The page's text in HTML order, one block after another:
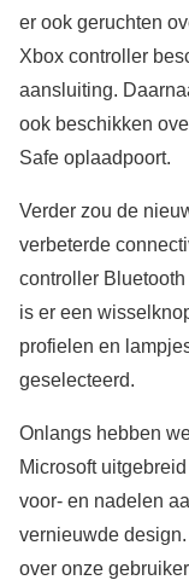
er ook geruchten
Xbox controller
aansluiting.
ook beschikken
Safe oplaadpoort.
Verder zou de
verbeterde
controller
is er een
profielen en
geselecteerd.
Onlangs hebben
Microsoft
voor- en nadelen
vernieuwde
over onze